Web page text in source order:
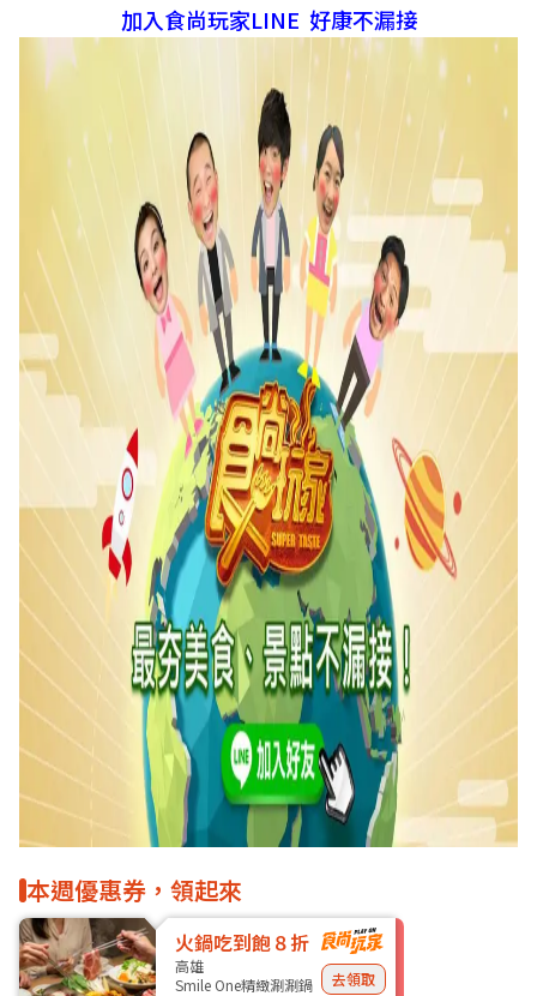
加入食尚玩家LINE 好康不漏接
本週優惠券，領起來
火鍋吃到飽８折
高雄
Smile One精緻涮涮鍋
去領取